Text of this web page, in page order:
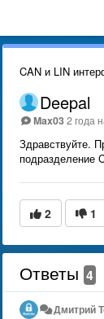
CAN и LIN
Deepal
Max032 года
Здравствуйте.
подразделение
2 1
Ответы 4
Дмитрий